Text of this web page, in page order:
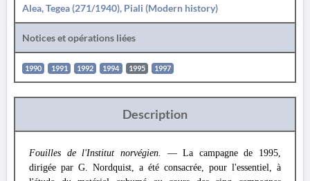
Alea, Tegea (271/1940), Piali (Modern history)
Notices et opérations liées
1990 1991 1992 1994 1995 1997
Description
Fouilles de l'Institut norvégien.
— La campagne de 1995,
dirigée par G. Nordquist, a été consacrée, pour l'essentiel, à